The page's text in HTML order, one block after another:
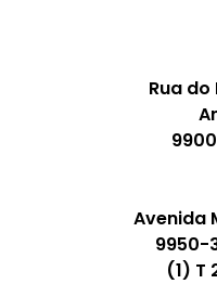
Rua
Avenida
9950-
(1) T